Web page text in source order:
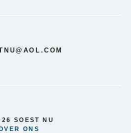
SOEST NU
ONS